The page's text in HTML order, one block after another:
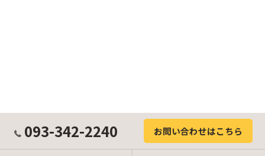
093-342-2240 お問い合わせはこちら